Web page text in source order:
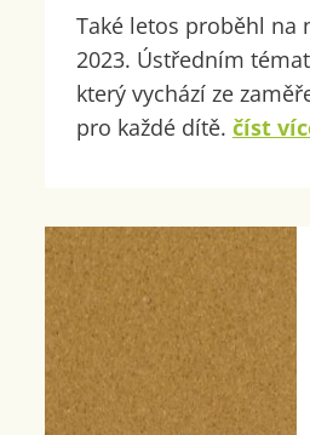
Také letos proběhl na
2023. Ústředním
který vychází ze
pro každé dítě. číst